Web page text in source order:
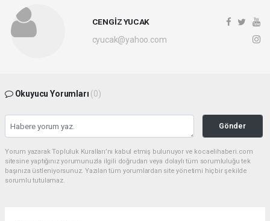
CENGİZ YUCAK
cyucak@yahoo.com
Okuyucu Yorumları (0)
Gönder
Yorum yazarak Topluluk Kuralları’nı kabul etmiş bulunuyor ve kocaelihaberi.com
sitesine yaptığınız yorumunuzla ilgili doğrudan veya dolaylı tüm sorumluluğu tek
başınıza üstleniyorsunuz. Yazılan tüm yorumlardan site yönetimi hiçbir şekilde
sorumlu tutulamaz.